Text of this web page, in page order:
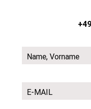
Name, Vorname
E-MAIL